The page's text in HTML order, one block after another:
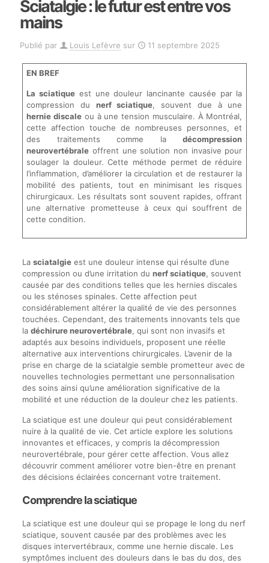
Sciatalgie : le futur est entre vos
mains
Publié par Louis Lefèvre sur 11 septembre 2025
EN BREF
La sciatique est une douleur lancinante causée par la
compression du nerf sciatique, souvent due à une
hernie discale ou à une tension musculaire. À Montréal,
cette affection touche de nombreuses personnes, et
des traitements comme ladécompression
neurovertébrale offrent une solution non invasive pour
soulager la douleur. Cette méthode permet de réduire
l’inflammation, d’améliorer la circulation et de restaurer la
mobilité des patients, tout en minimisant les risques
chirurgicaux. Les résultats sont souvent rapides, offrant
une alternative prometteuse à ceux qui souffrent de
cette condition.
La sciatalgieest une douleur intense qui résulte d’une
compression ou d’une irritation du nerf sciatique, souvent
causée par des conditions telles que les hernies discales
ou les sténoses spinales. Cette affection peut
considérablement altérer la qualité de vie des personnes
touchées. Cependant, des traitements innovants tels que
la déchirure neurovertébrale, qui sont non invasifs et
adaptés aux besoins individuels, proposent une réelle
alternative aux interventions chirurgicales. L’avenir de la
prise en charge de la sciatalgie semble prometteur avec de
nouvelles technologies permettant une personnalisation
des soins ainsi qu’une amélioration significative de la
mobilité et une réduction de la douleur chez les patients.
La sciatique est une douleur qui peut considérablement
nuire à la qualité de vie. Cet article explore les solutions
innovantes et efficaces, y compris la décompression
neurovertébrale, pour gérer cette affection. Vous allez
découvrir comment améliorer votre bien-être en prenant
des décisions éclairées concernant votre traitement.
Comprendre la sciatique
La sciatique est une douleur qui se propage le long du nerf
sciatique, souvent causée par des problèmes avec les
disques intervertébraux, comme une hernie discale. Les
symptômes incluent des douleurs dans le bas du dos, des